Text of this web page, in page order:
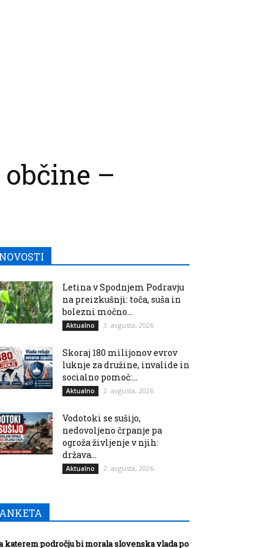
–
Letina v Spodnjem Podravju
na preizkušnji: toča, suša in
bolezni močno...
Aktualno 3. avgusta, 2026
Skoraj 180 milijonov evrov
luknje za družine, invalide in
socialno pomoč:...
Aktualno 2. avgusta, 2026
Vodotoki se sušijo,
nedovoljeno črpanje pa
ogroža življenje v njih:
država...
Aktualno 2. avgusta, 2026
katerem področju bi morala slovenska vlada po